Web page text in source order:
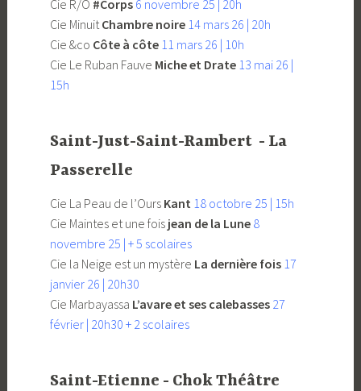
Cie R/Ô #Corps 6 novembre 25 | 20h
Cie MinuitChambre noire 14 mars 26 | 20h
Cie &co Côte à côte 11 mars 26 | 10h
Cie Le Ruban Fauve Miche et Drate 13 mai 26 |
15h
Saint-Just-Saint-Rambert - La
Passerelle
Cie La Peau de l’OursKant 18 octobre 25 | 15h
Cie Maintes et une fois jean de la Lune 8
novembre 25 | + 5 scolaires
Cie la Neige est un mystère La dernière fois 17
janvier 26 | 20h30
Cie Marbayassa L’avare et ses calebasses 27
février | 20h30 + 2 scolaires
Saint-Etienne - Chok Théâtre